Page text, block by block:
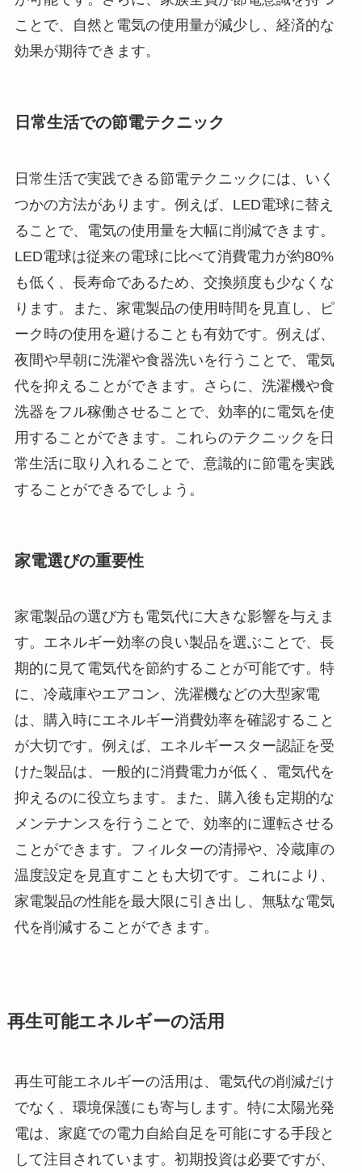
ことで、自然と電気の使用量が減少し、経済的な
効果が期待できます。
日常生活での節電テクニック
日常生活で実践できる節電テクニックには、いく
つかの方法があります。例えば、LED電球に替え
ることで、電気の使用量を大幅に削減できます。
LED電球は従来の電球に比べて消費電力が約80%
も低く、長寿命であるため、交換頻度も少なくな
ります。また、家電製品の使用時間を見直し、ピ
ーク時の使用を避けることも有効です。例えば、
夜間や早朝に洗濯や食器洗いを行うことで、電気
代を抑えることができます。さらに、洗濯機や食
洗器をフル稼働させることで、効率的に電気を使
用することができます。これらのテクニックを日
常生活に取り入れることで、意識的に節電を実践
することができるでしょう。
家電選びの重要性
家電製品の選び方も電気代に大きな影響を与えま
す。エネルギー効率の良い製品を選ぶことで、長
期的に見て電気代を節約することが可能です。特
に、冷蔵庫やエアコン、洗濯機などの大型家電
は、購入時にエネルギー消費効率を確認すること
が大切です。例えば、エネルギースター認証を受
けた製品は、一般的に消費電力が低く、電気代を
抑えるのに役立ちます。また、購入後も定期的な
メンテナンスを行うことで、効率的に運転させる
ことができます。フィルターの清掃や、冷蔵庫の
温度設定を見直すことも大切です。これにより、
家電製品の性能を最大限に引き出し、無駄な電気
代を削減することができます。
再生可能エネルギーの活用
再生可能エネルギーの活用は、電気代の削減だけ
でなく、環境保護にも寄与します。特に太陽光発
電は、家庭での電力自給自足を可能にする手段と
して注目されています。初期投資は必要ですが、